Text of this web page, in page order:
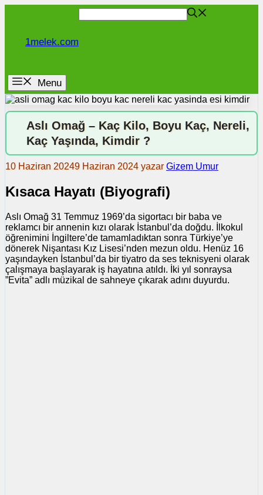
1melek.com
Menu
Aslı Omağ – Kaç Kilo, Boyu Kaç, Nereli,
Kaç Yaşında, Kimdir ?
10 Haziran 20249 Haziran 2024 yazarGizem Umur
Kısaca Hayatı (Biyografi)
Aslı Omağ 31 Temmuz 1969’da sigortacı bir baba ve
reklamcı bir annenin kızı olarak İstanbul’da doğdu. İlkokul
öğrenimini İngiltere’de tamamladıktan sonra Türkiye’ye
dönerek Nişantası Kız Lisesi’nden mezun oldu. Henüz 16
yaşındayken İstanbul’da bir tiyatro da ses teknisyeni olarak
çalışmaya başlayarak iş hayatına atıldı. İki yıl sonraysa
”Evita” adlı müzikal de sahneye çıkarak adını duyurdu.